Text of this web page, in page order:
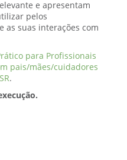
e apresentam
pelos
as suas interações com
para Profissionais
pais/mães/cuidadores
.